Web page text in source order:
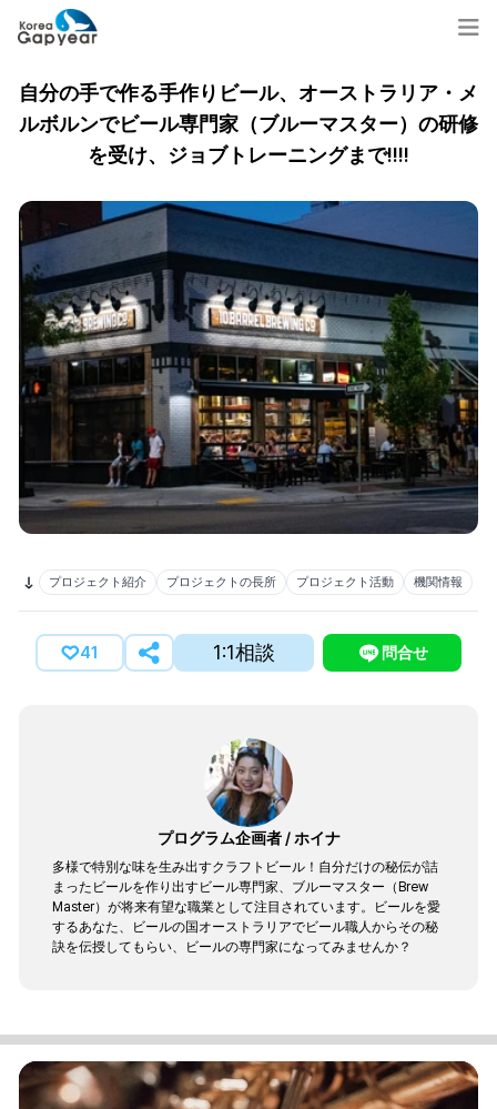
自分の手で作る手作りビール、オーストラリア・メ
ルボルンでビール専門家（ブルーマスター）の研修
を受け、ジョブトレーニングまで!!!!
プロジェクト紹介 プロジェクトの長所 プロジェクト活動 機関情報
41 1:1相談 問合せ
プログラム企画者/ホイナ
多様で特別な味を生み出すクラフトビール！自分だけの秘伝が詰
まったビールを作り出すビール専門家、ブルーマスター（Brew
Master）が将来有望な職業として注目されています。ビールを愛
するあなた、ビールの国オーストラリアでビール職人からその秘
訣を伝授してもらい、ビールの専門家になってみませんか？